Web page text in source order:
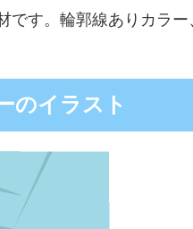
です。輪郭線ありカラ
のイラスト